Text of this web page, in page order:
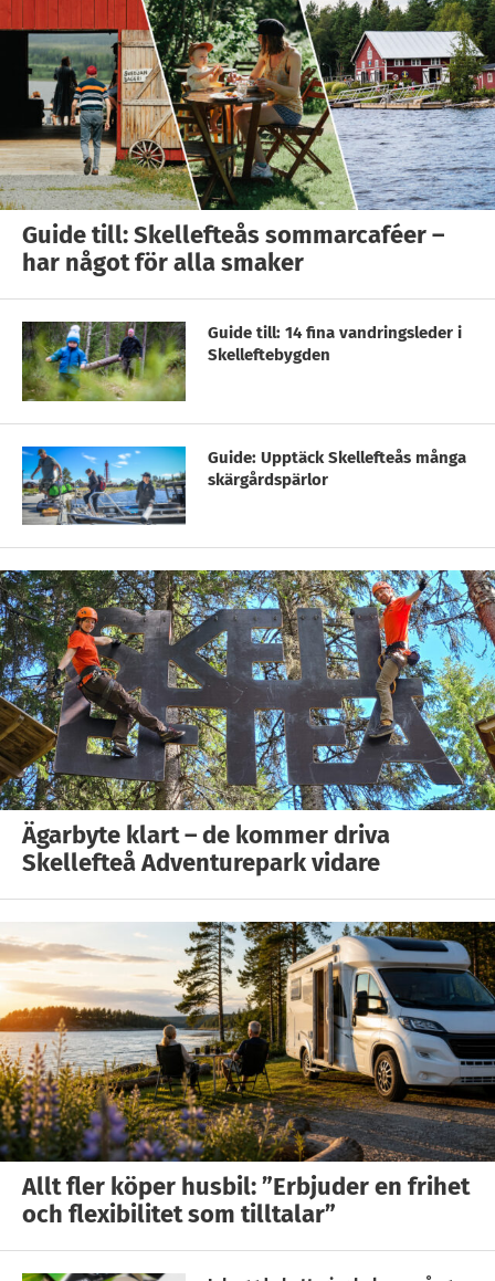
Guide till: Skellefteås sommarcaféer –
har något för alla smaker
Guide till: 14 fina vandringsleder i
Skelleftebygden
Guide: Upptäck Skellefteås många
skärgårdspärlor
Ägarbyte klart – de kommer driva
Skellefteå Adventurepark vidare
Allt fler köper husbil: ”Erbjuder en frihet
och flexibilitet som tilltalar”